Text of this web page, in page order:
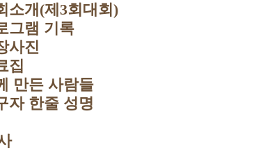
소개(제3회대회)
그램 기록
사진
집
만든 사람들
자 한줄 성명